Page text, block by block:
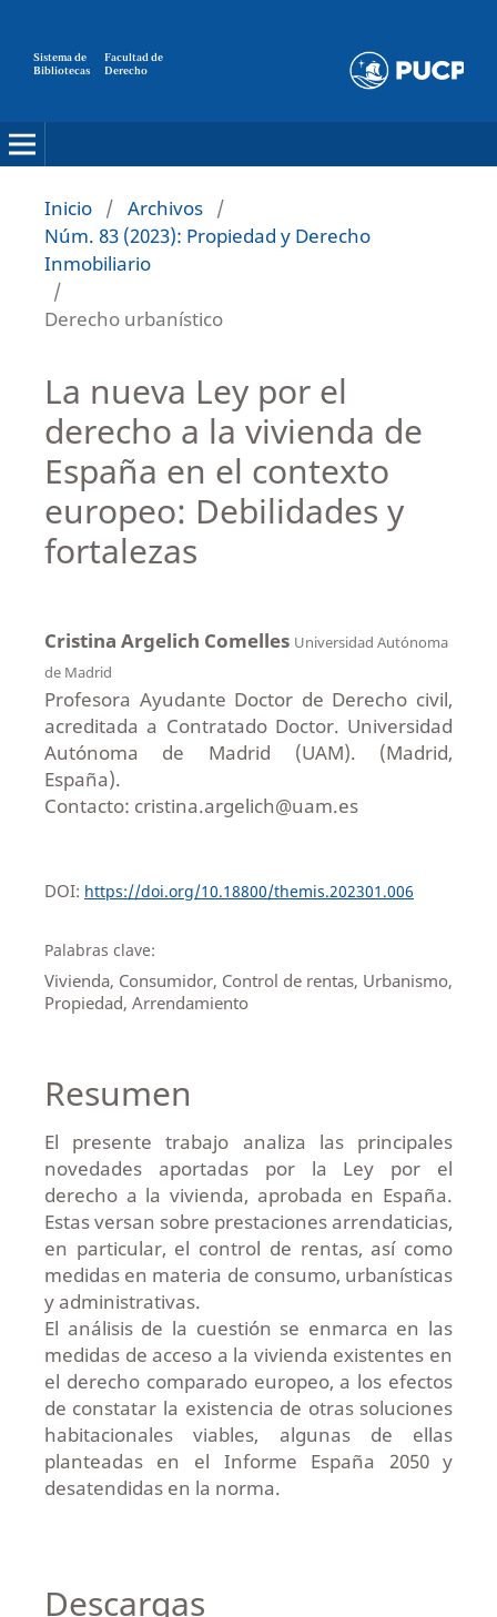
Sistema de
Bibliotecas
Facultad de
Derecho
Inicio / Archivos /
Núm. 83 (2023): Propiedad y Derecho
Inmobiliario
/
Derecho urbanístico
La nueva Ley por el
derecho a la vivienda de
España en el contexto
europeo: Debilidades y
fortalezas
Cristina Argelich Comelles Universidad Autónoma
de Madrid
Profesora Ayudante Doctor de Derecho civil,
acreditada a Contratado Doctor. Universidad
Autónoma de Madrid (UAM). (Madrid,
España).
Contacto: cristina.argelich@uam.es
DOI: https://doi.org/10.18800/themis.202301.006
Palabras clave:
Vivienda, Consumidor, Control de rentas, Urbanismo,
Propiedad, Arrendamiento
Resumen
El presente trabajo analiza las principales
novedades aportadas por la Ley por el
derecho a la vivienda, aprobada en España.
Estas versan sobre prestaciones arrendaticias,
en particular, el control de rentas, así como
medidas en materia de consumo, urbanísticas
y administrativas.
El análisis de la cuestión se enmarca en las
medidas de acceso a la vivienda existentes en
el derecho comparado europeo, a los efectos
de constatar la existencia de otras soluciones
habitacionales viables, algunas de ellas
planteadas en el Informe España 2050 y
desatendidas en la norma.
Descargas